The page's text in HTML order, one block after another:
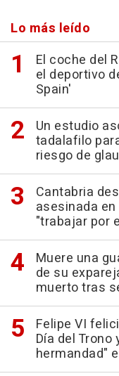
Lo más leído
El coche del
el deportivo
Spain'
Un estudio
tadalafilo
riesgo de
Cantabria
asesinada
"trabajar por
Muere una
de su
muerto tras
Felipe VI
Día del
hermandad"